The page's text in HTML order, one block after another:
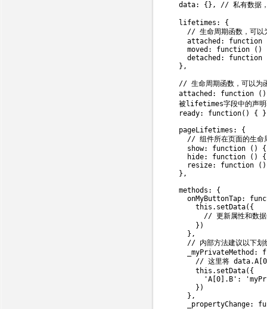
  data
: { } , // 私有数据
  lifetimes
:
{
// 生命周期函数，可以
attached : function
moved : function ( )
detached : function
} ,
// 生命周期函数，可以为
attached : function ( )
被lifetimes字段中的声明
ready: function( ) { }
  pageLifetimes
:
{
// 组件所在页面的生命
show: function ( )
{
hide: function ( )
{
resize: function ( )
} ,
  methods
:
{
onMyButtonTap:
this . setData( {
// 更新属性和数据
} )
} ,
// 内部方法建议以下划
_myPrivateMethod :
// 这里将
this . setData( {
'A[0].B' :
} )
} ,
_propertyChange: